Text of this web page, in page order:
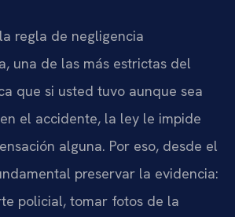
regla de negligencia
una de las más estrictas del
que si usted tuvo aunque sea
el accidente, la ley le impide
alguna. Por eso, desde el
preservar la evidencia:
policial, tomar fotos de la